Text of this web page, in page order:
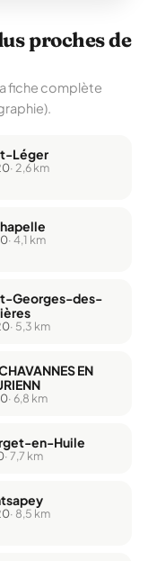
proches de
fiche complète
Léger
· 2,6 km
· 4,1 km
Georges-des-
· 5,3 km
EN
· 6,8 km
en-Huile
· 7,7 km
· 8,5 km